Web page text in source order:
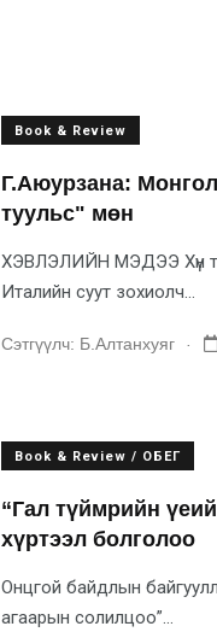
Book & Review
Г.Аюурзана:
туульс" мөн
ХЭВЛЭЛИЙН МЭДЭЭ Хүн
Италийн суут зохиолч...
Сэтгүүлч: Б.Алтанхуяг
Book & Review / ОБЕГ
“Гал түймрийн
хүртээл болголоо
Онцгой байдлын
агаарын солилцоо”...